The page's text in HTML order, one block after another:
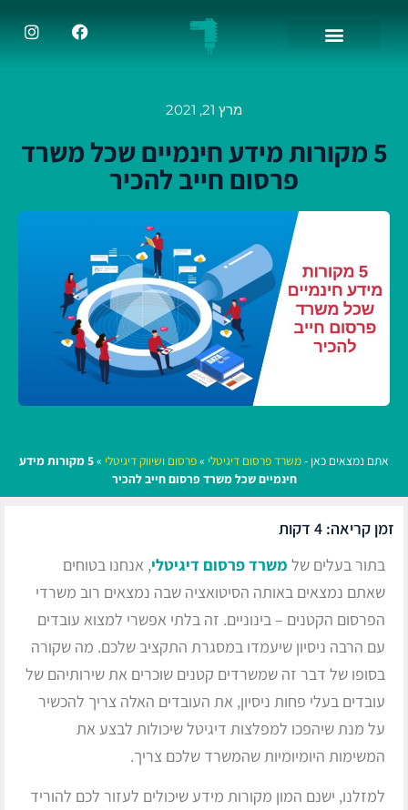
מרץ 21, 2021
5 מקורות מידע חינמיים שכל משרד
פרסום חייב להכיר
אתם נמצאים כאן -משרד פרסום דיגיטלי »פרסום ושיווק דיגיטלי »
5 מקורות מידע
חינמיים שכל משרד פרסום חייב להכיר
זמן קריאה: 4 דקות
בתור בעלים של משרד פרסום דיגיטלי, אנחנו בטוחים
שאתם נמצאים באותה הסיטואציה שבה נמצאים רוב משרדי
הפרסום הקטנים – בינוניים. זה בלתי אפשרי למצוא עובדים
עם הרבה ניסיון שיעמדו במסגרת התקציב שלכם. מה שקורה
בסופו של דבר זה שמשרדים קטנים שוכרים את שירותיהם של
עובדים בעלי פחות ניסיון, את העובדים האלה צריך להכשיר
על מנת שיהפכו למפלצות דיגיטל שיכולות לבצע את
המשימות היומיומיות שהמשרד שלכם צריך.
למזלנו, ישנם המון מקורות מידע שיכולים לעזור לכם להוריד